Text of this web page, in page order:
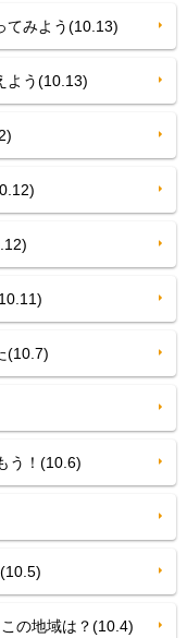
みよう(10.13)
う(10.13)
(10.7)
う！(10.6)
の地域は？(10.4)